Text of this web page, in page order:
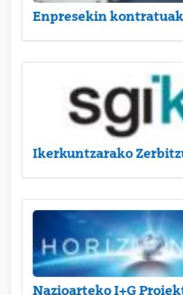
Enpresekin
Ikerkuntzarako
Nazioarteko I+G